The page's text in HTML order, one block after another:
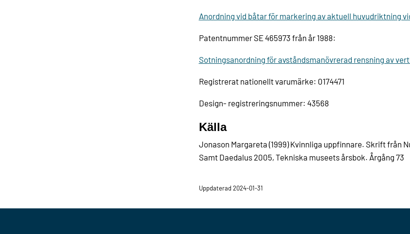
Anordning vid båtar för markering av aktuell huvudriktning
Patentnummer SE 465973 från år 1988:
Sotningsanordning för avståndsmanövrerad rensning av
Registrerat nationellt varumärke: 0174471
Design- registreringsnummer: 43568
Källa
Jonason Margareta (1999) Kvinnliga uppfinnare. Skrift från
Samt Daedalus 2005, Tekniska museets årsbok. Årgång 73
Uppdaterad 2024-01-31